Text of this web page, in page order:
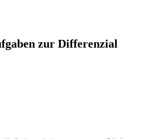
zur Differenzial